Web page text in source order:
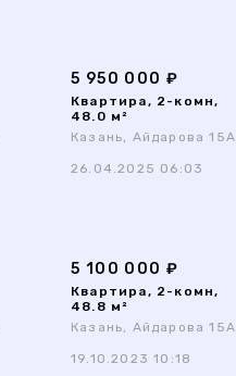
5 950 000 ₽
Квартира, 2-комн,
48.0 м²
Казань, Айдарова 15А
26.04.2025 06:03
5 100 000 ₽
Квартира, 2-комн,
48.8 м²
Казань, Айдарова 15А
19.10.2023 10:18